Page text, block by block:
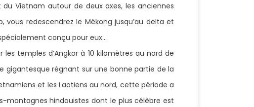
Vietnam autour de deux axes, les anciennes
vous redescendrez le Mékong jusqu’au delta et
spécialement conçu pour eux…
temples d’Angkor à 10 kilomètres au nord de
gigantesque régnant sur une bonne partie de la
et les Laotiens au nord, cette période a
montagnes hindouistes dont le plus célèbre est